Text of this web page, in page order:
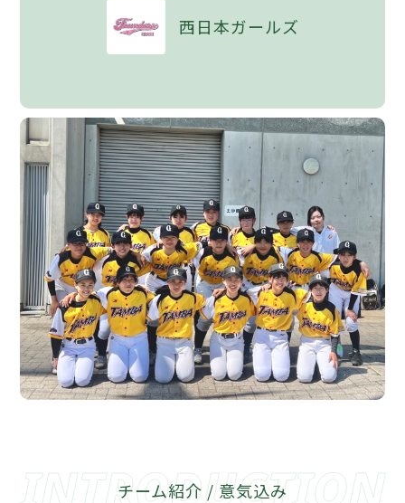
西日本ガールズ
チーム紹介 / 意気込み